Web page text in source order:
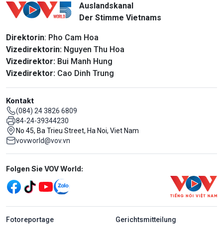
Auslandskanal
Der Stimme Vietnams
Direktorin: Pho Cam Hoa
Vizedirektorin: Nguyen Thu Hoa
Vizedirektor: Bui Manh Hung
Vizedirektor: Cao Dinh Trung
Kontakt
(084) 24 3826 6809
84-24-39344230
No 45, Ba Trieu Street, Ha Noi, Viet Nam
vovworld@vov.vn
Mạng xã hội
Folgen Sie VOV World:
menu footer tiếng Đức
Fotoreportage Gerichtsmitteilung